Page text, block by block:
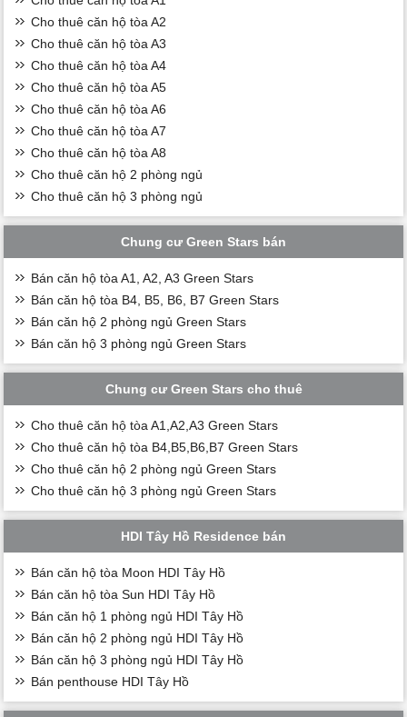
Cho thuê căn hộ tòa A2
Cho thuê căn hộ tòa A3
Cho thuê căn hộ tòa A4
Cho thuê căn hộ tòa A5
Cho thuê căn hộ tòa A6
Cho thuê căn hộ tòa A7
Cho thuê căn hộ tòa A8
Cho thuê căn hộ 2 phòng ngủ
Cho thuê căn hộ 3 phòng ngủ
Chung cư Green Stars bán
Bán căn hộ tòa A1, A2, A3 Green Stars
Bán căn hộ tòa B4, B5, B6, B7 Green Stars
Bán căn hộ 2 phòng ngủ Green Stars
Bán căn hộ 3 phòng ngủ Green Stars
Chung cư Green Stars cho thuê
Cho thuê căn hộ tòa A1,A2,A3 Green Stars
Cho thuê căn hộ tòa B4,B5,B6,B7 Green Stars
Cho thuê căn hộ 2 phòng ngủ Green Stars
Cho thuê căn hộ 3 phòng ngủ Green Stars
HDI Tây Hồ Residence bán
Bán căn hộ tòa Moon HDI Tây Hồ
Bán căn hộ tòa Sun HDI Tây Hồ
Bán căn hộ 1 phòng ngủ HDI Tây Hồ
Bán căn hộ 2 phòng ngủ HDI Tây Hồ
Bán căn hộ 3 phòng ngủ HDI Tây Hồ
Bán penthouse HDI Tây Hồ